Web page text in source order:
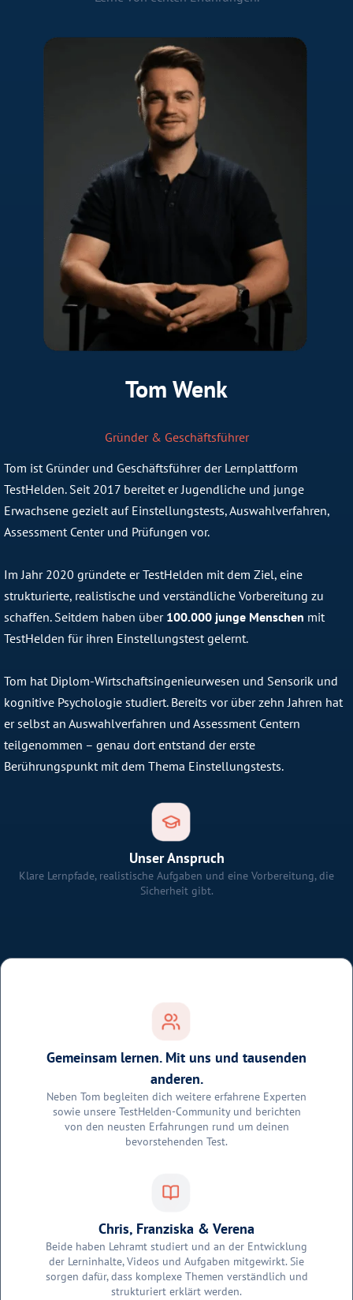
Tom Wenk
Gründer & Geschäftsführer
Tom ist Gründer und Geschäftsführer der Lernplattform
TestHelden. Seit 2017 bereitet er Jugendliche und junge
Erwachsene gezielt auf Einstellungstests, Auswahlverfahren,
Assessment Center und Prüfungen vor.
Im Jahr 2020 gründete er TestHelden mit dem Ziel, eine
strukturierte, realistische und verständliche Vorbereitung zu
schaffen. Seitdem haben über 100.000 junge Menschen mit
TestHelden für ihren Einstellungstest gelernt.
Tom hat Diplom-Wirtschaftsingenieurwesen und Sensorik und
kognitive Psychologie studiert. Bereits vor über zehn Jahren hat
er selbst an Auswahlverfahren und Assessment Centern
teilgenommen – genau dort entstand der erste
Berührungspunkt mit dem Thema Einstellungstests.
Unser Anspruch
Klare Lernpfade, realistische Aufgaben und eine Vorbereitung, die
Sicherheit gibt.
Gemeinsam lernen. Mit uns und tausenden
anderen.
Neben Tom begleiten dich weitere erfahrene Experten
sowie unsere TestHelden-Community und berichten
von den neusten Erfahrungen rund um deinen
bevorstehenden Test.
Chris, Franziska & Verena
Beide haben Lehramt studiert und an der Entwicklung
der Lerninhalte, Videos und Aufgaben mitgewirkt. Sie
sorgen dafür, dass komplexe Themen verständlich und
strukturiert erklärt werden.